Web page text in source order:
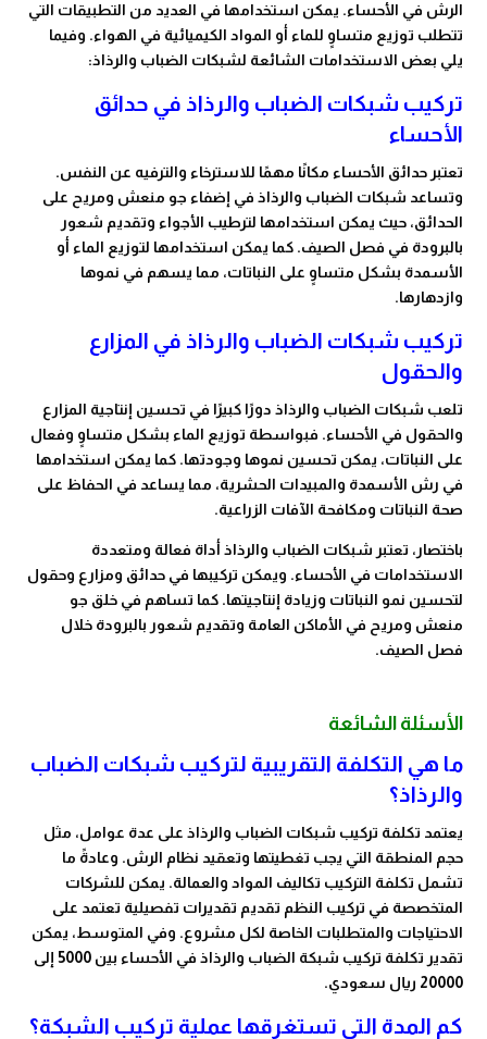
الرش في الأحساء. يمكن استخدامها في العديد من التطبيقات التي
تتطلب توزيع متساوٍ للماء أو المواد الكيميائية في الهواء. وفيما
يلي بعض الاستخدامات الشائعة لشبكات الضباب والرذاذ:
تركيب شبكات الضباب والرذاذ في حدائق
الأحساء
تعتبر حدائق الأحساء مكانًا مهمًا للاسترخاء والترفيه عن النفس.
وتساعد شبكات الضباب والرذاذ في إضفاء جو منعش ومريح على
الحدائق، حيث يمكن استخدامها لترطيب الأجواء وتقديم شعور
بالبرودة في فصل الصيف. كما يمكن استخدامها لتوزيع الماء أو
الأسمدة بشكل متساوٍ على النباتات، مما يسهم في نموها
وازدهارها.
تركيب شبكات الضباب والرذاذ في المزارع
والحقول
تلعب شبكات الضباب والرذاذ دورًا كبيرًا في تحسين إنتاجية المزارع
والحقول في الأحساء. فبواسطة توزيع الماء بشكل متساوٍ وفعال
على النباتات، يمكن تحسين نموها وجودتها. كما يمكن استخدامها
في رش الأسمدة والمبيدات الحشرية، مما يساعد في الحفاظ على
صحة النباتات ومكافحة الآفات الزراعية.
باختصار، تعتبر شبكات الضباب والرذاذ أداة فعالة ومتعددة
الاستخدامات في الأحساء. ويمكن تركيبها في حدائق ومزارع وحقول
لتحسين نمو النباتات وزيادة إنتاجيتها. كما تساهم في خلق جو
منعش ومريح في الأماكن العامة وتقديم شعور بالبرودة خلال
فصل الصيف.
الأسئلة الشائعة
ما هي التكلفة التقريبية لتركيب شبكات الضباب
والرذاذ؟
يعتمد تكلفة تركيب شبكات الضباب والرذاذ على عدة عوامل، مثل
حجم المنطقة التي يجب تغطيتها وتعقيد نظام الرش. وعادةً ما
تشمل تكلفة التركيب تكاليف المواد والعمالة. يمكن للشركات
المتخصصة في تركيب النظم تقديم تقديرات تفصيلية تعتمد على
الاحتياجات والمتطلبات الخاصة لكل مشروع. وفي المتوسط، يمكن
تقدير تكلفة تركيب شبكة الضباب والرذاذ في الأحساء بين 5000 إلى
20000 ريال سعودي.
كم المدة التي تستغرقها عملية تركيب الشبكة؟